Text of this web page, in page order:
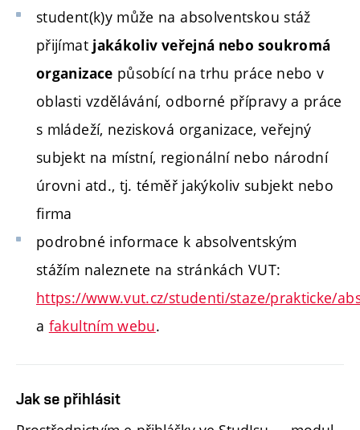
student(k)y může na absolventskou stáž
přijímat jakákoliv veřejná nebo soukromá
organizace působící na trhu práce nebo v
oblasti vzdělávání, odborné přípravy a práce
s mládeží, nezisková organizace, veřejný
subjekt na místní, regionální nebo národní
úrovni atd., tj. téměř jakýkoliv subjekt nebo
firma
podrobné informace k absolventským
stážím naleznete na stránkách VUT:
https://www.vut.cz/studenti/staze/prakticke/
a fakultním webu.
Jak se přihlásit